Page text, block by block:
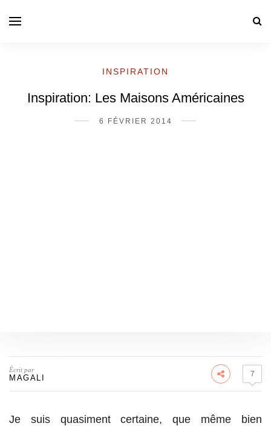
INSPIRATION
Inspiration: Les Maisons Américaines
6 FÉVRIER 2014
Écrit par
MAGALI 7
Je suis quasiment certaine, que même bien